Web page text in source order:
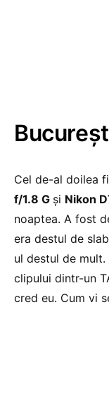
Cel de-al doilea
f/1.8 G și Nikon
noaptea. A fost
era destul de
ul destul de
clipului dintr-un
cred eu. Cum vi